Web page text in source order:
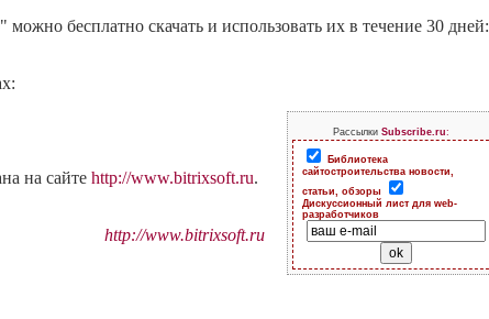
бесплатно скачать и использовать их в течение 30 дней:
Рассылки Subscribe.ru:
Библиотека
сайтостроительства новости,
статьи, обзоры
Дискуссионный лист для web-
разработчиков
на сайте http://www.bitrixsoft.ru.
http://www.bitrixsoft.ru